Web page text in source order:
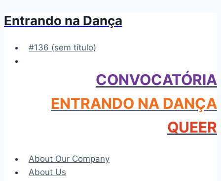
Pular
Conteúdo
Entrando na Dança
#136 (sem título)
CONVOCATÓRIA
ENTRANDO NA DANÇA
QUEER
About Our Company
About Us